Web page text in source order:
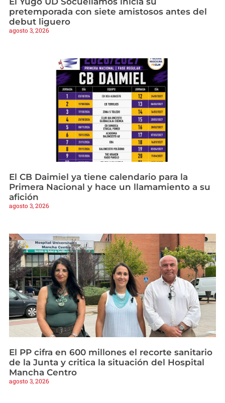
pretemporada con siete amistosos antes del
debut liguero
agosto 3, 2026
El CB Daimiel ya tiene calendario para la
Primera Nacional y hace un llamamiento a su
afición
agosto 3, 2026
El PP cifra en 600 millones el recorte sanitario
de la Junta y critica la situación del Hospital
Mancha Centro
agosto 3, 2026